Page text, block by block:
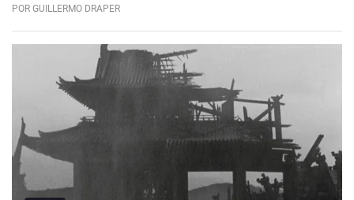
POR GUILLERMO DRAPER